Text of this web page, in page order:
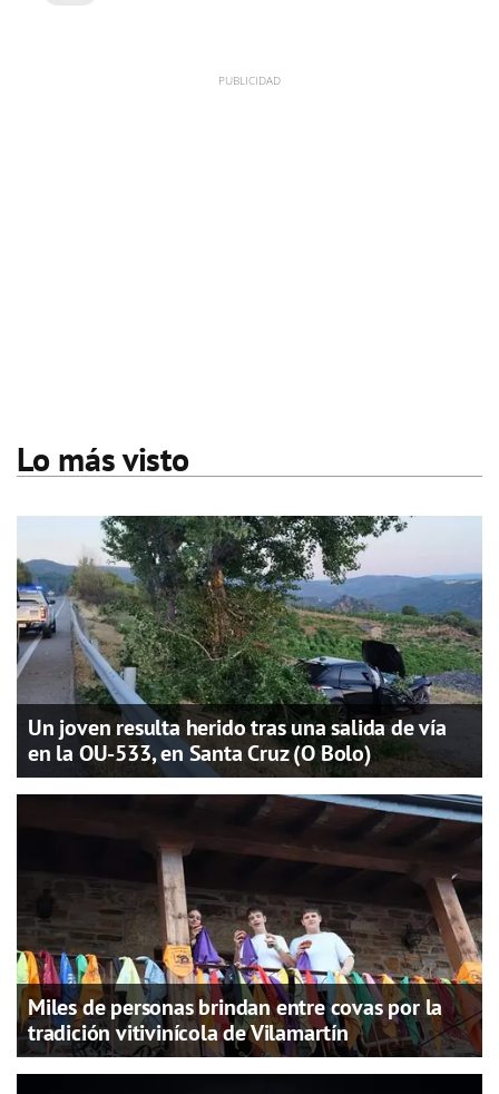
Lo más visto
Un joven resulta herido tras una salida de vía
en la OU-533, en Santa Cruz (O Bolo)
Miles de personas brindan entre covas por la
tradición vitivinícola de Vilamartín